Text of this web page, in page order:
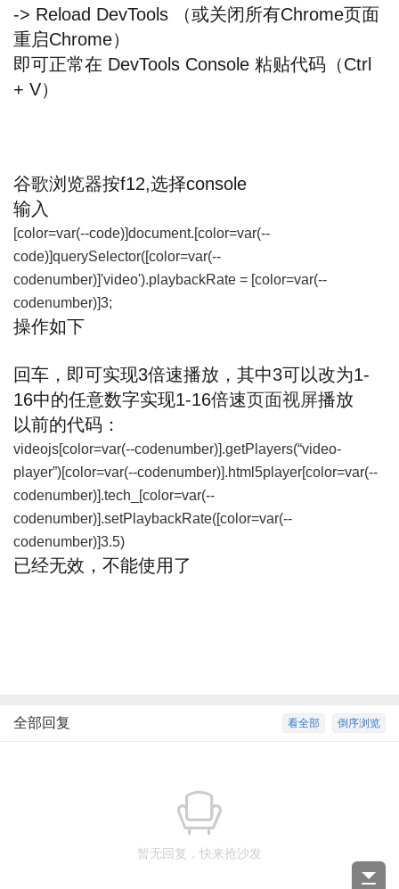
-> Reload DevTools （或关闭所有Chrome页面
重启Chrome）
即可正常在 DevTools Console 粘贴代码（Ctrl
+ V）
谷歌浏览器按f12,选择console
输入
[color=var(--code)]document.[color=var(--
code)]querySelector([color=var(--
codenumber)]'video').playbackRate = [color=var(--
codenumber)]3;
操作如下
回车，即可实现3倍速播放，其中3可以改为1-
16中的任意数字实现1-16倍速页面视屏播放
以前的代码：
videojs[color=var(--codenumber)].getPlayers(“video-
player”)[color=var(--codenumber)].html5player[color=var(--
codenumber)].tech_[color=var(--
codenumber)].setPlaybackRate([color=var(--
codenumber)]3.5)
已经无效，不能使用了
倒序浏览
看全部
全部回复
暂无回复，快来抢沙发